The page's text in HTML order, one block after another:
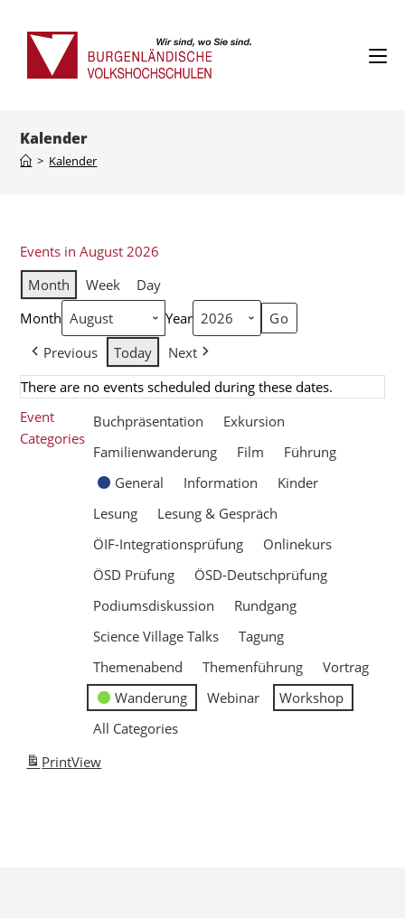
Kalender
> Kalender
Events in August 2026
Month
Week
Day
Month
Year
Previous
Today
Next
There are no events scheduled during these dates.
Event
Categories
Buchpräsentation
Exkursion
Familienwanderung
Film
Führung
General
Information
Kinder
Lesung
Lesung & Gespräch
ÖIF-Integrationsprüfung
Onlinekurs
ÖSD Prüfung
ÖSD-Deutschprüfung
Podiumsdiskussion
Rundgang
Science Village Talks
Tagung
Themenabend
Themenführung
Vortrag
Wanderung
Webinar
Workshop
All Categories
PrintView